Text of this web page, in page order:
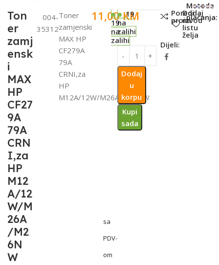
Ton
er
zamj
ensk
i
MAX
HP
CF27
9A
79A
CRN
I,za
HP
M12
A/12
W/M
26A
/M2
6N
W
004-
35312
Toner
zamjenski
MAX HP
CF279A
79A
CRNI,za
HP
M12A/12W/M26A/M26NW
11,00KM
sa
PDV-
om
19
na
zalihi
19
na
zalihi
Dodaj
u
korpu
Kupi
sada
Poredi
proizvod
Dodaj
na
listu
želja
Dijeli:
Metode
plaćanja: